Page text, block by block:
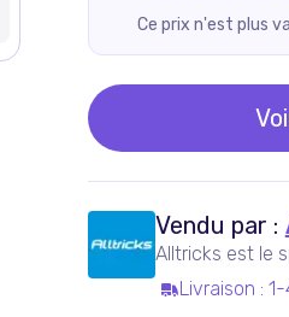
Ce prix n'est plus
Vendu par :
Alltricks est le
Livraison :